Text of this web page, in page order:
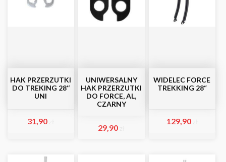
HAK PRZERZUTKI
DO TREKING 28‘‘
UNI
31,90
UNIWERSALNY
HAK PRZERZUTKI
DO FORCE, AL,
CZARNY
29,90
WIDELEC FORCE
TREKKING 28“
129,90